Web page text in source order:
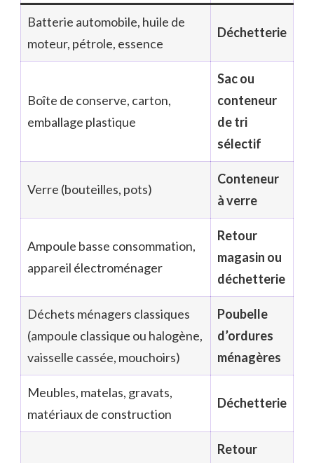
Batterie automobile, huile de
moteur, pétrole, essence
Déchetterie
Boîte de conserve, carton,
emballage plastique
Sac ou
conteneur
de tri
sélectif
Verre (bouteilles, pots)
Conteneur
à verre
Ampoule basse consommation,
appareil électroménager
Retour
magasin ou
déchetterie
Déchets ménagers classiques
(ampoule classique ou halogène,
vaisselle cassée, mouchoirs)
Poubelle
d’ordures
ménagères
Meubles, matelas, gravats,
matériaux de construction
Déchetterie
Retour